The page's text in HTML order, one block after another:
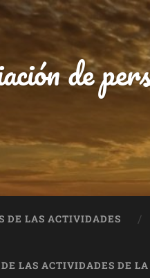
de
DE LAS ACTIVIDADES
LAS ACTIVIDADES DE